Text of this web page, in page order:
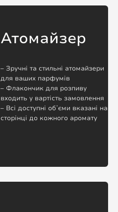
Атомайзер
– Зручні та стильні атомайзери
для ваших парфумів
– Флакончик для розпиву
входить у вартість замовлення
– Всі доступні обʼєми вказані на
сторінці до кожного аромату